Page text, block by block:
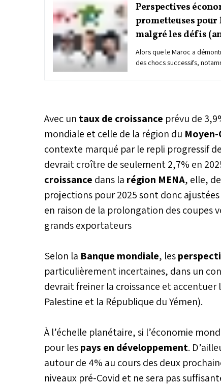
Perspectives
prometteuses pour
malgré les défis
Alors que le Maroc a
des chocs successifs,
offrant des perspectives
2025, selon les spécialistes.
Avec un taux de croissance prévu de
mondiale et celle de la région du
contexte marqué par le repli progressif
devrait croître de seulement 2,7% en
croissance dans la région MENA, elle,
projections pour 2025 sont donc
en raison de la prolongation des
grands exportateurs
Selon la Banque mondiale, les
particulièrement incertaines, dans un
devrait freiner la croissance et accentuer
Palestine et la République du Yémen).
À l’échelle planétaire, si l’économie
pour lespays en développement.
autour de 4% au cours des deux
niveaux pré-Covid et ne sera pas